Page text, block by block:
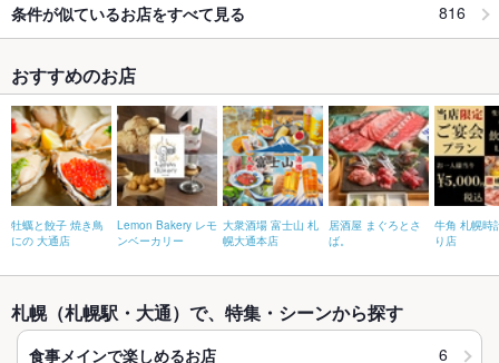
条件が似ているお店をすべて見る 816
おすすめのお店
牡蠣と餃子 焼き鳥
にの 大通店
Lemon Bakery レモ
ンベーカリー
大衆酒場 富士山 札
幌大通本店
居酒屋 まぐろとさ
ば。
牛角 札幌時
り店
札幌（札幌駅・大通）で、特集・シーンから探す
食事メインで楽しめるお店 6